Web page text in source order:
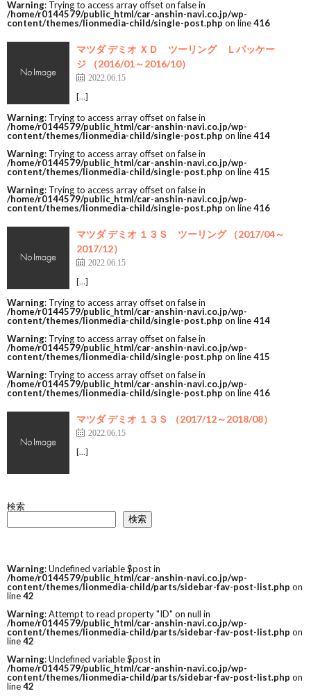
Warning: Trying to access array offset on false in
/home/r0144579/public_html/car-anshin-navi.co.jp/wp-
content/themes/lionmedia-child/single-post.php on line416
マツダ デミオ ＸＤ ツーリング Ｌパッケー
ジ （2016/01～2016/10）
2022.06.15
[…]
Warning: Trying to access array offset on false in
/home/r0144579/public_html/car-anshin-navi.co.jp/wp-
content/themes/lionmedia-child/single-post.php on line414
Warning: Trying to access array offset on false in
/home/r0144579/public_html/car-anshin-navi.co.jp/wp-
content/themes/lionmedia-child/single-post.php on line415
Warning: Trying to access array offset on false in
/home/r0144579/public_html/car-anshin-navi.co.jp/wp-
content/themes/lionmedia-child/single-post.php on line416
マツダ デミオ １３Ｓ ツーリング （2017/04～
2017/12）
2022.06.15
[…]
Warning: Trying to access array offset on false in
/home/r0144579/public_html/car-anshin-navi.co.jp/wp-
content/themes/lionmedia-child/single-post.php on line414
Warning: Trying to access array offset on false in
/home/r0144579/public_html/car-anshin-navi.co.jp/wp-
content/themes/lionmedia-child/single-post.php on line415
Warning: Trying to access array offset on false in
/home/r0144579/public_html/car-anshin-navi.co.jp/wp-
content/themes/lionmedia-child/single-post.php on line416
マツダ デミオ １３Ｓ （2017/12～2018/08）
2022.06.15
[…]
検索
検索
Warning: Undefined variable $post in
/home/r0144579/public_html/car-anshin-navi.co.jp/wp-
content/themes/lionmedia-child/parts/sidebar-fav-post-list.php on
line42
Warning: Attempt to read property "ID" on null in
/home/r0144579/public_html/car-anshin-navi.co.jp/wp-
content/themes/lionmedia-child/parts/sidebar-fav-post-list.php on
line42
Warning: Undefined variable $post in
/home/r0144579/public_html/car-anshin-navi.co.jp/wp-
content/themes/lionmedia-child/parts/sidebar-fav-post-list.php on
line42